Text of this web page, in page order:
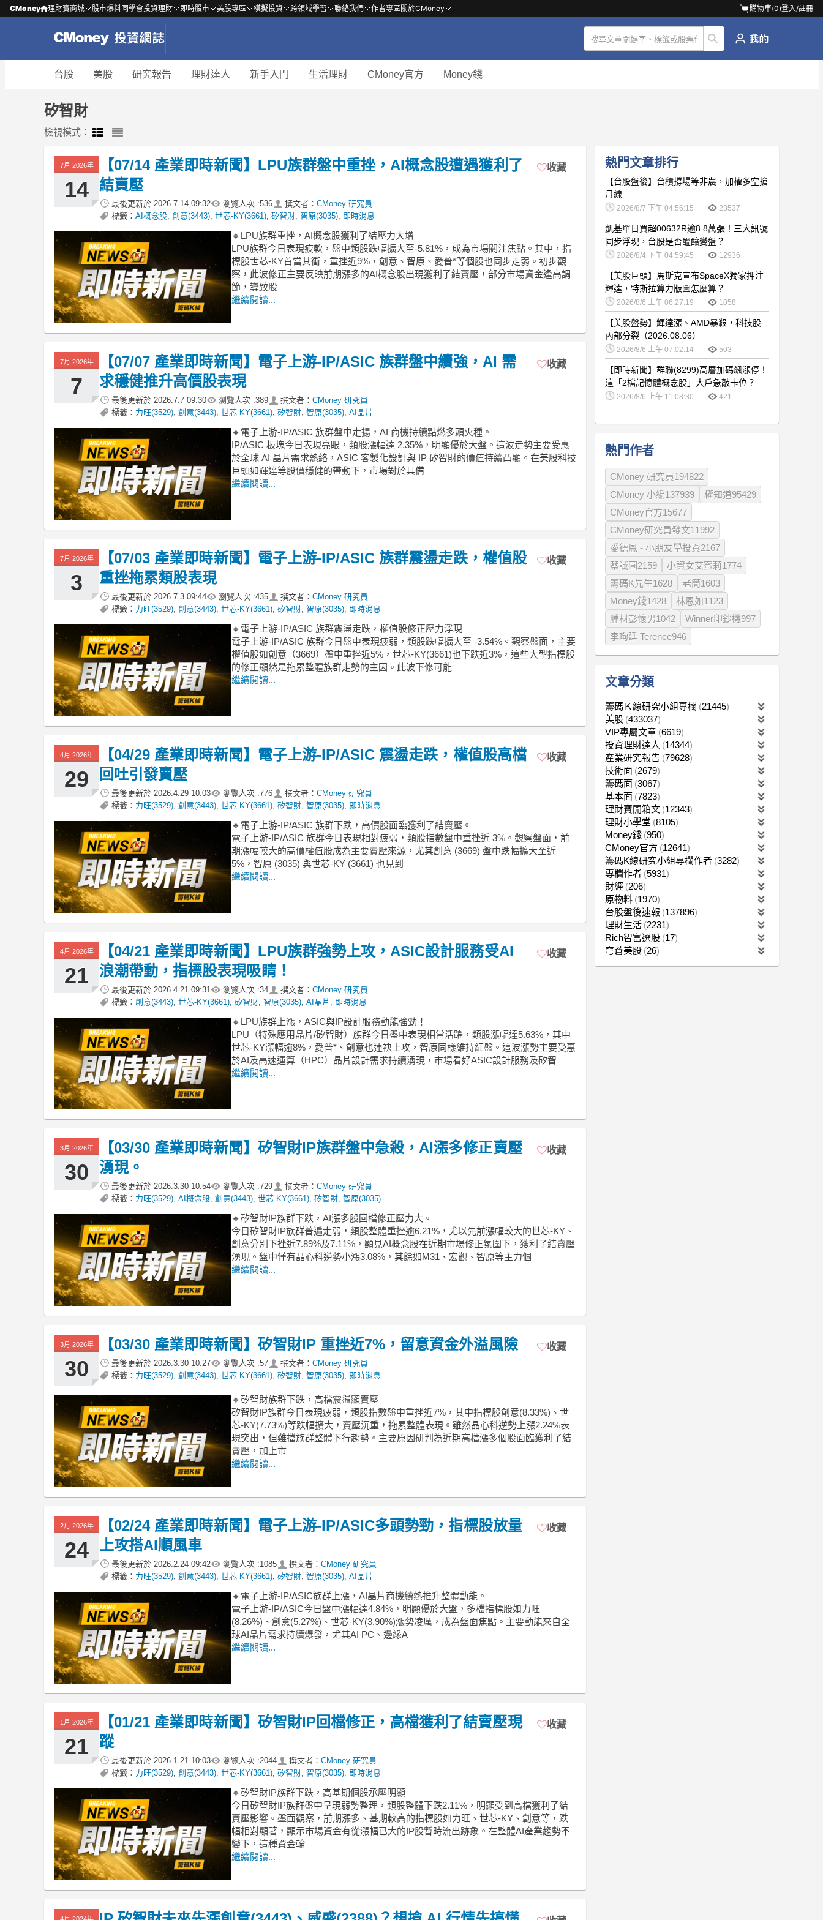
CMoney 理財寶商城 股市爆料同學會投資理財 即時股市 美股專區 模擬投資 跨領域學習 聯絡我們 作者專區關於CMoney 購物車(0)登入/註冊
台股 美股 研究報告 理財達人 新手入門 生活理財 CMoney官方 Money錢
矽智財
檢視模式：
7月 2026年
14
【07/14 產業即時新聞】LPU族群盤中重挫，AI概念股遭遇獲利了
結賣壓
最後更新於 2026.7.14 09:32 瀏覽人次 :536 撰文者： CMoney 研究員
標籤： AI概念股 創意(3443) 世芯-KY(3661) 矽智財 智原(3035) 即時消息
收藏
🔸LPU族群重挫，AI概念股獲利了結壓力大增
LPU族群今日表現疲軟，盤中類股跌幅擴大至-5.81%，成為市場關注焦點。其中，指
標股世芯-KY首當其衝，重挫近9%，創意、智原、愛普*等個股也同步走弱。初步觀
察，此波修正主要反映前期漲多的AI概念股出現獲利了結賣壓，部分市場資金逢高調
節，導致股
繼續閱讀...
7月 2026年
7
【07/07 產業即時新聞】電子上游-IP/ASIC 族群盤中續強，AI 需
求穩健推升高價股表現
最後更新於 2026.7.7 09:30 瀏覽人次 :389 撰文者： CMoney 研究員
標籤： 力旺(3529) 創意(3443) 世芯-KY(3661) 矽智財 智原(3035) AI晶片
收藏
🔸電子上游-IP/ASIC 族群盤中走揚，AI 商機持續點燃多頭火種。
IP/ASIC 板塊今日表現亮眼，類股漲幅達 2.35%，明顯優於大盤。這波走勢主要受惠
於全球 AI 晶片需求熱絡，ASIC 客製化設計與 IP 矽智財的價值持續凸顯。在美股科技
巨頭如輝達等股價穩健的帶動下，市場對於具備
繼續閱讀...
7月 2026年
3
【07/03 產業即時新聞】電子上游-IP/ASIC 族群震盪走跌，權值股
重挫拖累類股表現
最後更新於 2026.7.3 09:44 瀏覽人次 :435 撰文者： CMoney 研究員
標籤： 力旺(3529) 創意(3443) 世芯-KY(3661) 矽智財 智原(3035) 即時消息
收藏
🔸電子上游-IP/ASIC 族群震盪走跌，權值股修正壓力浮現
電子上游-IP/ASIC 族群今日盤中表現疲弱，類股跌幅擴大至 -3.54%。觀察盤面，主要
權值股如創意（3669）盤中重挫近5%，世芯-KY(3661)也下跌近3%，這些大型指標股
的修正顯然是拖累整體族群走勢的主因。此波下修可能
繼續閱讀...
4月 2026年
29
【04/29 產業即時新聞】電子上游-IP/ASIC 震盪走跌，權值股高檔
回吐引發賣壓
最後更新於 2026.4.29 10:03 瀏覽人次 :776 撰文者： CMoney 研究員
標籤： 力旺(3529) 創意(3443) 世芯-KY(3661) 矽智財 智原(3035) 即時消息
收藏
🔸電子上游-IP/ASIC 族群下跌，高價股面臨獲利了結賣壓。
電子上游-IP/ASIC 族群今日表現相對疲弱，類股指數盤中重挫近 3%。觀察盤面，前
期漲幅較大的高價權值股成為主要賣壓來源，尤其創意 (3669) 盤中跌幅擴大至近
5%，智原 (3035) 與世芯-KY (3661) 也見到
繼續閱讀...
4月 2026年
21
【04/21 產業即時新聞】LPU族群強勢上攻，ASIC設計服務受AI
浪潮帶動，指標股表現吸睛！
最後更新於 2026.4.21 09:31 瀏覽人次 :34 撰文者： CMoney 研究員
標籤： 創意(3443) 世芯-KY(3661) 矽智財 智原(3035) AI晶片 即時消息
收藏
🔸LPU族群上漲，ASIC與IP設計服務動能強勁！
LPU（特殊應用晶片/矽智財）族群今日盤中表現相當活躍，類股漲幅達5.63%，其中
世芯-KY漲幅逾8%，愛普*、創意也連袂上攻，智原同樣維持紅盤。這波漲勢主要受惠
於AI及高速運算（HPC）晶片設計需求持續湧現，市場看好ASIC設計服務及矽智
繼續閱讀...
3月 2026年
30
【03/30 產業即時新聞】矽智財IP族群盤中急殺，AI漲多修正賣壓
湧現。
最後更新於 2026.3.30 10:54 瀏覽人次 :729 撰文者： CMoney 研究員
標籤： 力旺(3529) AI概念股 創意(3443) 世芯-KY(3661) 矽智財 智原(3035)
收藏
🔸矽智財IP族群下跌，AI漲多股回檔修正壓力大。
今日矽智財IP族群普遍走弱，類股整體重挫逾6.21%，尤以先前漲幅較大的世芯-KY、
創意分別下挫近7.89%及7.11%，顯見AI概念股在近期市場修正氛圍下，獲利了結賣壓
湧現。盤中僅有晶心科逆勢小漲3.08%，其餘如M31、宏觀、智原等主力個
繼續閱讀...
3月 2026年
30
【03/30 產業即時新聞】矽智財IP 重挫近7%，留意資金外溢風險
最後更新於 2026.3.30 10:27 瀏覽人次 :57 撰文者： CMoney 研究員
標籤： 力旺(3529) 創意(3443) 世芯-KY(3661) 矽智財 智原(3035) 即時消息
收藏
🔸矽智財族群下跌，高檔震盪顯賣壓
矽智財IP族群今日表現疲弱，類股指數盤中重挫近7%，其中指標股創意(8.33%)、世
芯-KY(7.73%)等跌幅擴大，賣壓沉重，拖累整體表現。雖然晶心科逆勢上漲2.24%表
現突出，但難擋族群整體下行趨勢。主要原因研判為近期高檔漲多個股面臨獲利了結
賣壓，加上市
繼續閱讀...
2月 2026年
24
【02/24 產業即時新聞】電子上游-IP/ASIC多頭勢勁，指標股放量
上攻搭AI順風車
最後更新於 2026.2.24 09:42 瀏覽人次 :1085 撰文者： CMoney 研究員
標籤： 力旺(3529) 創意(3443) 世芯-KY(3661) 矽智財 智原(3035) AI晶片
收藏
🔸電子上游-IP/ASIC族群上漲，AI晶片商機續熱推升整體動能。
電子上游-IP/ASIC今日盤中漲幅達4.84%，明顯優於大盤，多檔指標股如力旺
(8.26%)、創意(5.27%)、世芯-KY(3.90%)漲勢凌厲，成為盤面焦點。主要動能來自全
球AI晶片需求持續爆發，尤其AI PC、邊緣A
繼續閱讀...
1月 2026年
21
【01/21 產業即時新聞】矽智財IP回檔修正，高檔獲利了結賣壓現
蹤
最後更新於 2026.1.21 10:03 瀏覽人次 :2044 撰文者： CMoney 研究員
標籤： 力旺(3529) 創意(3443) 世芯-KY(3661) 矽智財 智原(3035) 即時消息
收藏
🔸矽智財IP族群下跌，高基期個股承壓明顯
今日矽智財IP族群盤中呈現弱勢整理，類股整體下跌2.11%，明顯受到高檔獲利了結
賣壓影響。盤面觀察，前期漲多、基期較高的指標股如力旺、世芯-KY、創意等，跌
幅相對顯著，顯示市場資金有從漲幅已大的IP股暫時流出跡象。在整體AI產業趨勢不
變下，這種資金輪
繼續閱讀...
4月 2024年
熱門文章排行
【台股盤後】台積撐場等非農，加權多空搶
月線
2026/8/7 下午 04:56:15 23537
凱基單日買超00632R逾8.8萬張！三大訊號
同步浮現，台股是否醞釀變盤？
2026/8/4 下午 04:59:45 12936
【美股巨頭】馬斯克宣布SpaceX獨家押注
輝達，特斯拉算力版圖怎麼算？
2026/8/6 上午 06:27:19 1058
【美股盤勢】輝達漲、AMD暴殺，科技股
內部分裂（2026.08.06）
2026/8/6 上午 07:02:14 503
【即時新聞】群聯(8299)高層加碼飆漲停！
這「2檔記憶體概念股」大戶急敲卡位？
2026/8/6 上午 11:08:30 421
熱門作者
CMoney 研究員194822
CMoney 小編137939
權知道95429
CMoney官方15677
CMoney研究員發文11992
愛德恩 - 小朋友學投資2167
蔡誠圃2159
小資女艾蜜莉1774
籌碼K先生1628
老簡1603
Money錢1428
林恩如1123
腫材彭懷男1042
Winner印鈔機997
李珣廷 Terence946
文章分類
籌碼Ｋ線研究小組專欄
21445
美股 433037
VIP專屬文章 6619
投資理財達人
14344
產業研究報告 79628
技術面 2679
籌碼面 3067
基本面 7823
理財寶開箱文 12343
理財小學堂 8105
Money錢 950
CMoney官方 12641
籌碼K線研究小組專欄作者 3282
專欄作者 5931
財經 206
原物料 1970
台股盤後速報 137896
理財生活 2231
Rich智富選股 17
穹蒼美股 26